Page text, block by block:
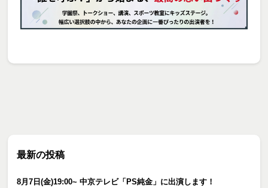
最新の投稿
8月7日(金)19:00~ 中京テレビ「PS純金」に出演します！